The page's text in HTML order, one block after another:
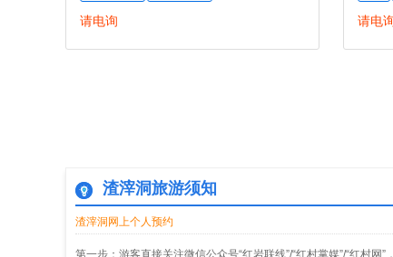
请电询 请电
渣滓洞旅游须知
渣滓洞网上个人预约
第一步：游客直接关注微信公众号“红岩联线”/“红村掌媒”/“红村